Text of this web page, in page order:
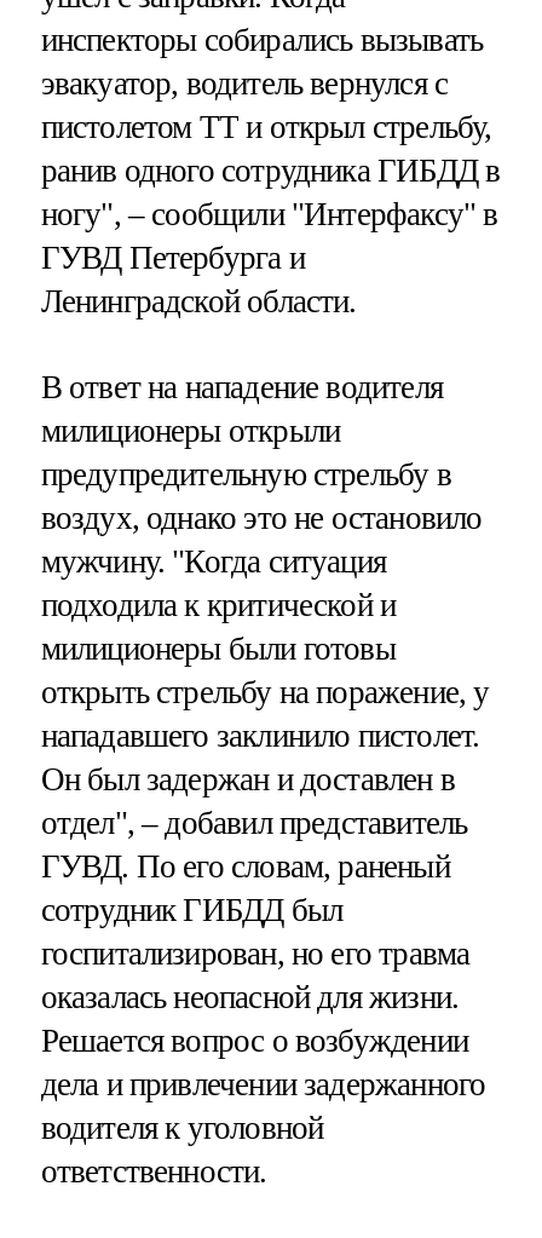
инспекторы собирались вызывать
эвакуатор, водитель вернулся с
пистолетом ТТ и открыл стрельбу,
ранив одного сотрудника ГИБДД в
ногу", – сообщили "Интерфаксу" в
ГУВД Петербурга и
Ленинградской области.
В ответ на нападение водителя
милиционеры открыли
предупредительную стрельбу в
воздух, однако это не остановило
мужчину. "Когда ситуация
подходила к критической и
милиционеры были готовы
открыть стрельбу на поражение, у
нападавшего заклинило пистолет.
Он был задержан и доставлен в
отдел", – добавил представитель
ГУВД. По его словам, раненый
сотрудник ГИБДД был
госпитализирован, но его травма
оказалась неопасной для жизни.
Решается вопрос о возбуждении
дела и привлечении задержанного
водителя к уголовной
ответственности.